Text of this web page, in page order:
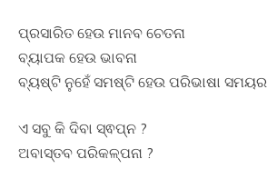
ପ୍ରସାରିତ ହେଉ ମାନବ ଚେତନା
ବ୍ୟାପକ ହେଉ ଭାବନା
ବ୍ୟଷ୍ଟି ନୁହେଁ ସମଷ୍ଟି ହେଉ ପରିଭାଷା ସମୟର..
ଏ ସବୁ କି ଦିବା ସ୍ଵପ୍ନ ?
ଅବାସ୍ତବ ପରିକଳ୍ପନା ?